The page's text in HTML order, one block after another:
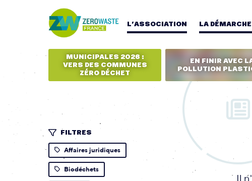
L’ASSOCIATION LA
MUNICIPALES 2026 :
VERS DES COMMUNES
ZÉRO DÉCHET
EN FINIR AVEC
POLLUTION
FILTRES
Affaires juridiques
Biodéchets
Il